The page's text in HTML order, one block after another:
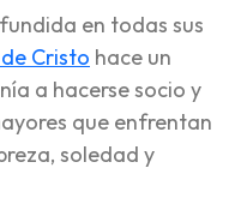
en todas sus
Cristo hace un
a hacerse socio y
que enfrentan
soledad y